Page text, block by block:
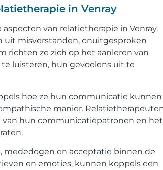
in Venray
van relatietherapie in Venray.
uit misverstanden, onuitgesproken
richten ze zich op het aanleren van
luisteren, hun gevoelens uit te
hoe ze hun communicatie kunnen
manier.
hun communicatiepatronen en het
mededogen en acceptatie binnen de
en emoties, kunnen koppels een